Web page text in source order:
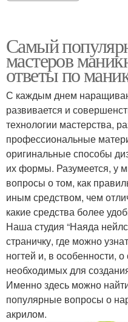
Самый
мастеров
ответы по
С каждым днем
развивается и
технологии мастерства,
профессиональные
оригинальные способы
их формы. Разумеется, у
вопросы о том, как
иным средством, чем
какие средства более
Наша студия “Наяда
страничку, где можно
ногтей и, в особенности,
необходимых для
Именно здесь можно
популярные вопросы о
акрилом.